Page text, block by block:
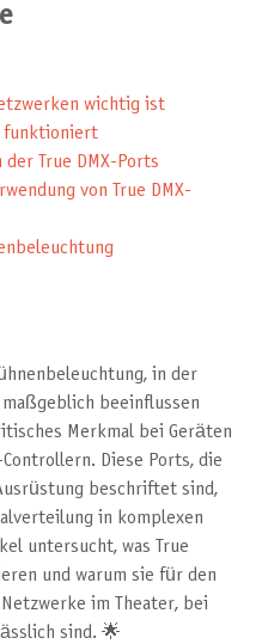
wichtig ist
funktioniert
der True DMX-Ports
von True DMX-
in der
beeinflussen
Merkmal bei Geräten
Diese Ports, die
beschriftet sind,
in komplexen
untersucht, was True
und warum sie für den
im Theater, bei
sind. 🌟